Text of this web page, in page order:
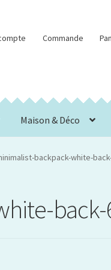
Commande
Maison & Déco
backpack-white-